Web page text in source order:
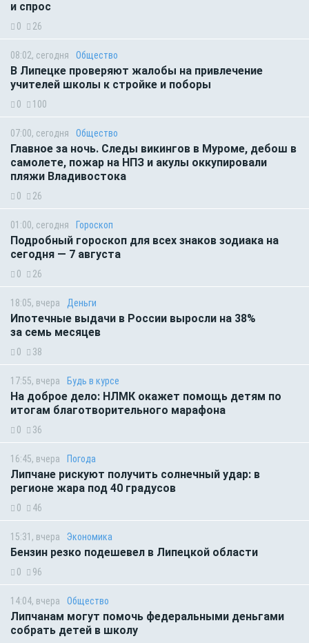
и спрос
0 26
08:02, сегодня Общество
В Липецке проверяют жалобы на привлечение
учителей школы к стройке и поборы
0 100
07:00, сегодня Общество
Главное за ночь. Следы викингов в Муроме, дебош в
самолете, пожар на НПЗ и акулы оккупировали
пляжи Владивостока
0 26
01:00, сегодня Гороскоп
Подробный гороскоп для всех знаков зодиака на
сегодня — 7 августа
0 26
18:05, вчера Деньги
Ипотечные выдачи в России выросли на 38%
за семь месяцев
0 38
17:55, вчера Будь в курсе
На доброе дело: НЛМК окажет помощь детям по
итогам благотворительного марафона
0 36
16:45, вчера Погода
Липчане рискуют получить солнечный удар: в
регионе жара под 40 градусов
0 46
15:31, вчера Экономика
Бензин резко подешевел в Липецкой области
0 96
14:04, вчера Общество
Липчанам могут помочь федеральными деньгами
собрать детей в школу